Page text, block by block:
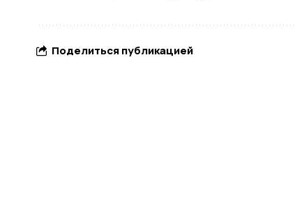
Поделиться публикацией